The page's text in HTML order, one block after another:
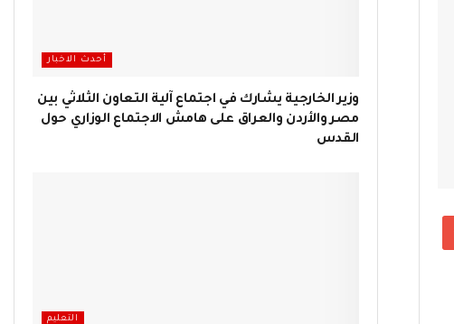
أحدث الاخبار
وزير الخارجية يشارك في اجتماع آلية التعاون الثلاثي بين
مصر والأردن والعراق على هامش الاجتماع الوزاري حول
القدس
التعليم